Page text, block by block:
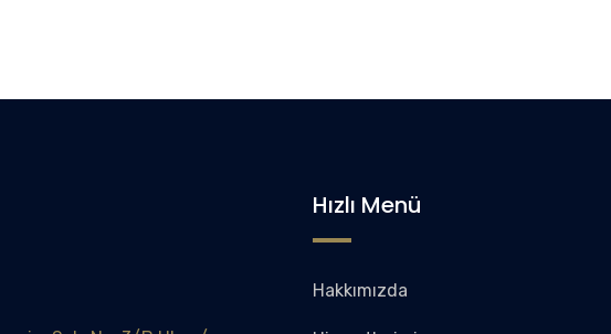
Hızlı Menü
Hakkımızda